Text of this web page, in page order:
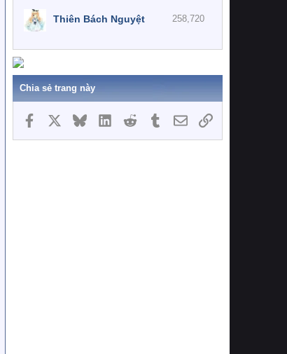
258,720
Thiên Bách Nguyệt
Chia sẻ trang này
Facebook BlueskyLinkedInReddit TumblrEmailLink